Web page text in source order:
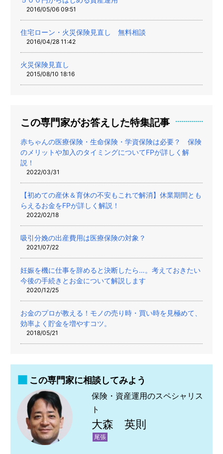
2016/05/06 09:51
住宅ローン・火災保険見直し 無料相談
2016/04/28 11:42
火災保険見直し
2015/08/10 18:16
この専門家がお答えした特集記事
赤ちゃんの医療保険・生命保険・学資保険は必要？ 保険
のメリットや加入のタイミングについてFPが詳しく解
説！
2022/03/31
【初めての産休＆育休の不安もこれで解消】休業期間とも
らえるお金をFPが詳しく解説！
2022/02/18
吸引分娩の出産費用は医療保険の対象？
2021/07/22
妊娠を機に仕事を辞めると決断したら…。考えておきたい
今後の手続きとお金について解説します
2020/12/25
お金のプロが教える！モノの売り時・買い時を見極めて、
効率よく貯金を増やすコツ。
2018/05/21
この専門家に相談してみよう
保険・資産運用のスペシャリス
ト
大森 英則
尾張